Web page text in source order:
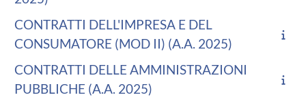
CONTRATTI DELL'IMPRESA E DEL
CONSUMATORE (MOD II) (A.A. 2025)
CONTRATTI DELLE AMMINISTRAZIONI
PUBBLICHE (A.A. 2025)